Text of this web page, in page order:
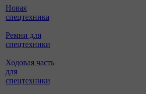
Новая
спецтехника
Ремни для
спецтехники
Ходовая часть
для
спецтехники